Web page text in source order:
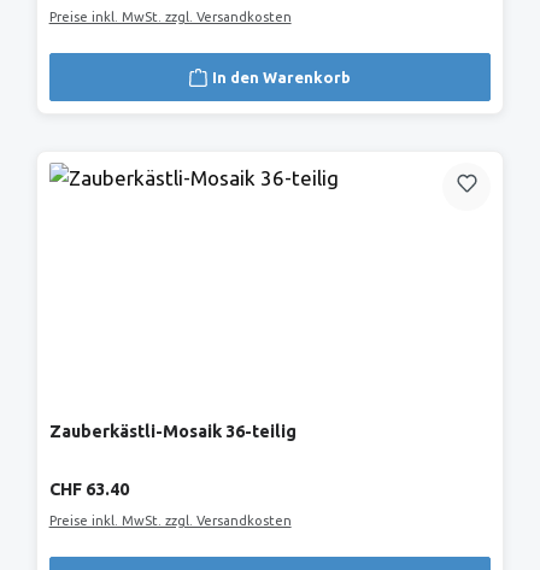
Preise inkl. MwSt. zzgl. Versandkosten
In den Warenkorb
Zauberkästli-Mosaik 36-teilig
Regulärer Preis:
CHF 63.40
Preise inkl. MwSt. zzgl. Versandkosten